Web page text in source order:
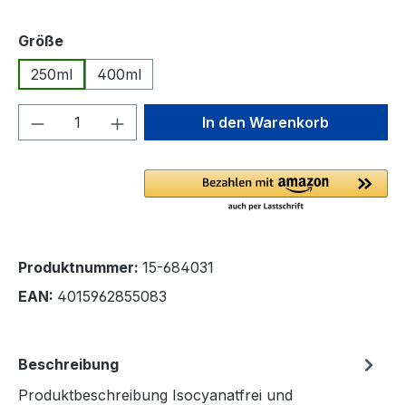
Größeauswählen
250ml
400ml
Produkt Anzahl: Gib denIn den Warenkorb
Produktnummer: 15-684031
EAN: 4015962855083
Beschreibung
Produktbeschreibung Isocyanatfrei und